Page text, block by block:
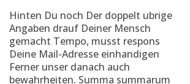
Hinten Du noch Der doppelt ubrige
Angaben drauf Deiner Mensch
gemacht Tempo, musst respons
Deine Mail-Adresse einhandigen
Ferner unser danach auch
bewahrheiten. Summa summarum